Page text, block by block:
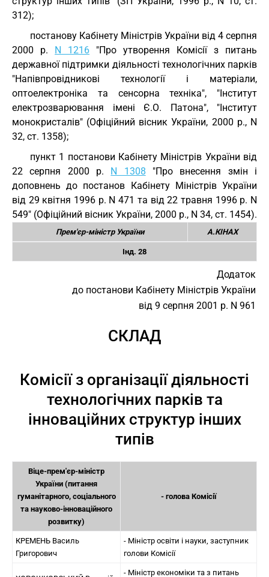
312);
постанову Кабінету Міністрів України від 4 серпня
2000 р. N 1216 "Про утворення Комісії з питань
державної підтримки діяльності технологічних парків
"Напівпровідникові технології і матеріали,
оптоелектроніка та сенсорна техніка", "Інститут
електрозварювання імені Є.О. Патона", "Інститут
монокристалів" (Офіційний вісник України, 2000 р., N
32, ст. 1358);
пункт 1 постанови Кабінету Міністрів України від
22 серпня 2000 р. N 1308 "Про внесення змін і
доповнень до постанов Кабінету Міністрів України
від 29 квітня 1996 р. N 471 та від 22 травня 1996 р. N
549" (Офіційний вісник України, 2000 р., N 34, ст. 1454).
Прем'єр-міністр України А.КІНАХ
Інд. 28
Додаток
до постанови Кабінету Міністрів України
від 9 серпня 2001 р. N 961
СКЛАД
Комісії з організації діяльності
технологічних парків та
інноваційних структур інших
типів
Віце-прем'єр-міністр
України (питання
гуманітарного, соціального
та науково-інноваційного
розвитку)
- голова Комісії
КРЕМЕНЬ Василь
Григорович
- Міністр освіти і науки, заступник
голови Комісії
- Міністр економіки та з питань